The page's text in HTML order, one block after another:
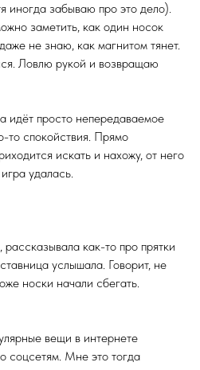
иногда забываю про это дело).
заметить, как один носок
не знаю, как магнитом тянет.
Ловлю рукой и возвращаю
идёт просто непередаваемое
то спокойствия. Прямо
искать и нахожу, от него
удалась.
как-то про прятки
услышала. Говорит, не
носки начали сбегать.
вещи в интернете
соцсетям. Мне это тогда